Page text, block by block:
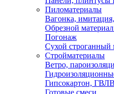
Пиломатериалы
Вагонка,
Обрезной
Погонаж
Сухой строганный
Стройматериалы
Ветро,
Гипсокартон,
Готовые смеси